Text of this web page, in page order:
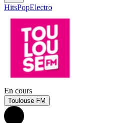
HitsPopElectro
En cours
Toulouse FM